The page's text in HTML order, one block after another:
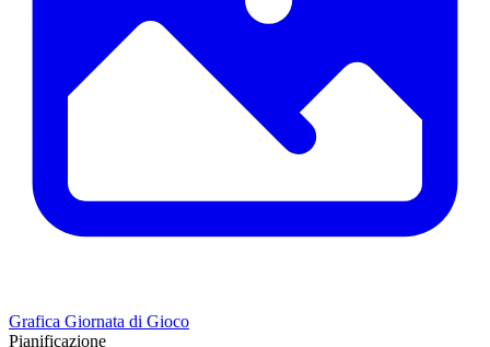
Grafica Giornata di Gioco
Pianificazione